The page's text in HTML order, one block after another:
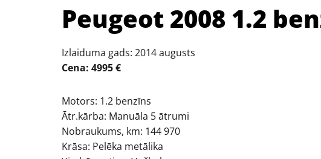
Peugeot 2008 1.2
Izlaiduma gads: 2014 augusts
Cena: 4995 €
Motors: 1.2 benzīns
Ātr.kārba: Manuāla 5 ātrumi
Nobraukums, km: 144 970
Krāsa: Pelēka metālika